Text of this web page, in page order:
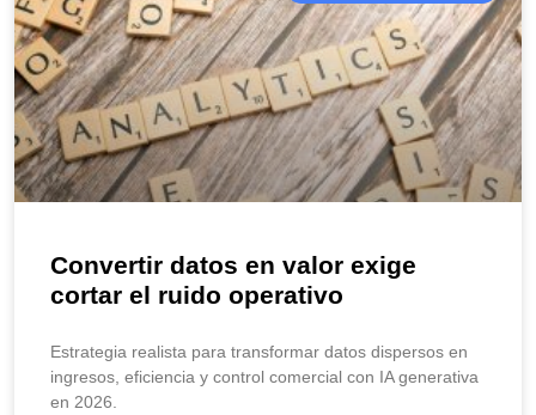
Convertir datos en valor exige
cortar el ruido operativo
Estrategia realista para transformar datos dispersos en
ingresos, eficiencia y control comercial con IA generativa
en 2026.